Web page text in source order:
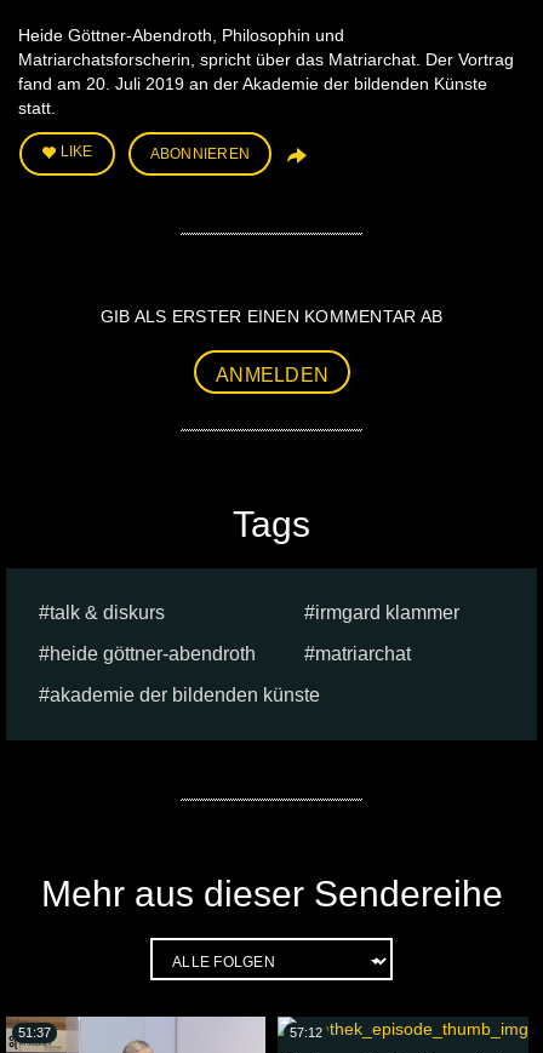
Heide Göttner-Abendroth, Philosophin und
Matriarchatsforscherin, spricht über das Matriarchat. Der Vortrag
fand am 20. Juli 2019 an der Akademie der bildenden Künste
statt.
LIKE ABONNIEREN
GIB ALS ERSTER EINEN KOMMENTAR AB
ANMELDEN
Tags
talk & diskurs
irmgard klammer
heide göttner-abendroth
matriarchat
akademie der bildenden künste
Mehr aus dieser Sendereihe
51:37 57:12